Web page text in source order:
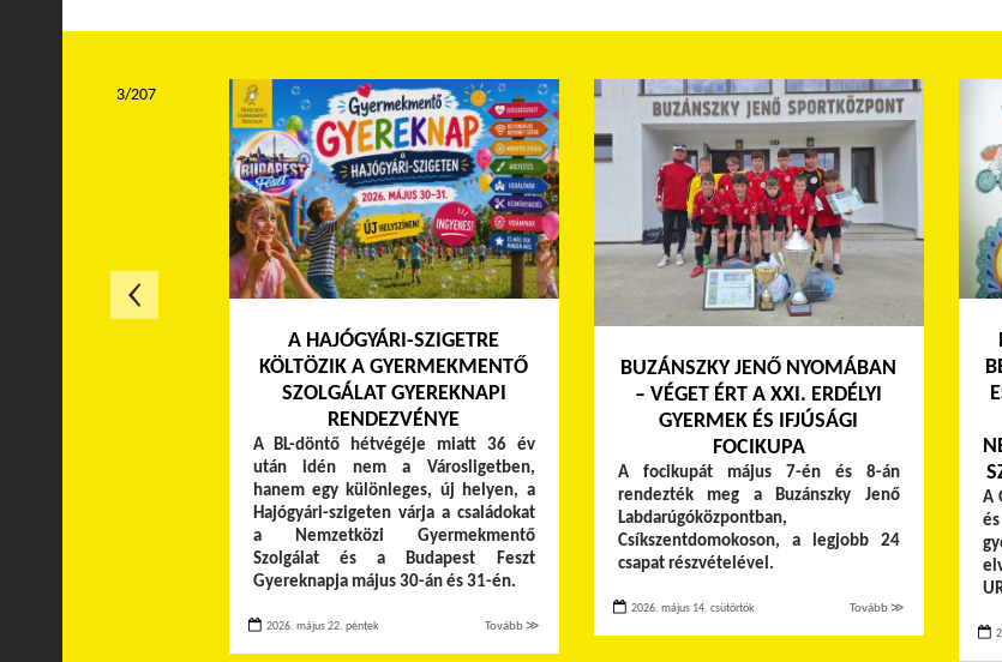
A HAJÓGYÁRI-SZIGETRE
KÖLTÖZIK A GYERMEKMENTŐ
SZOLGÁLAT GYEREKNAPI
RENDEZVÉNYE
A BL-döntő hétvégéje miatt 36 év
után idén nem a Városligetben,
hanem egy különleges, új helyen, a
Hajógyári-szigeten várja a családokat
a Nemzetközi Gyermekmentő
Szolgálat és a Budapest Feszt
Gyereknapja május 30-án és 31-én.
2026. május 22. péntek Tovább ≫
BUZÁNSZKY JENŐ NYOMÁBAN
– VÉGET ÉRT A XXI. ERDÉLYI
GYERMEK ÉS IFJÚSÁGI
FOCIKUPA
A focikupát május 7-én és 8-án
rendezték meg a Buzánszky Jenő
Labdarúgóközpontban,
Csíkszentdomokoson, a legjobb 24
csapat részvételével.
2026. május 14. csütörtök Tovább ≫
A
3/207